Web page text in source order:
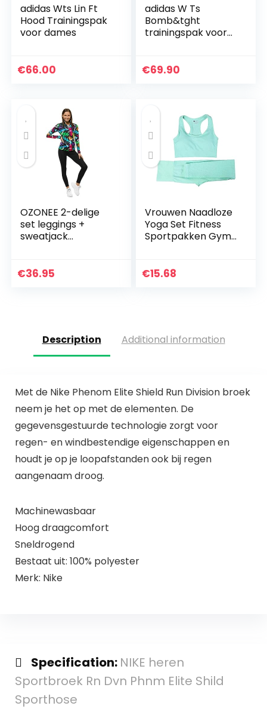
adidas Wts Lin Ft
Hood Trainingspak
voor dames
€66.00
adidas W Ts
Bomb&tght
trainingspak voor
€69.90
OZONEE 2-delige
set leggings +
sweatjack
joggingpak
€36.95
Vrouwen Naadloze
Yoga Set Fitness
Sportpakken Gym
Shirts Hoge Taille
€15.68
Description Additional information
Met de Nike Phenom Elite Shield Run Division broek
neem je het op met de elementen. De
gegevensgestuurde technologie zorgt voor
regen- en windbestendige eigenschappen en
houdt je op je loopafstanden ook bij regen
aangenaam droog.
Machinewasbaar
Hoog draagcomfort
Sneldrogend
Bestaat uit: 100% polyester
Merk: Nike
Specification: NIKE heren
Sportbroek Rn Dvn Phnm Elite Shild
Sporthose